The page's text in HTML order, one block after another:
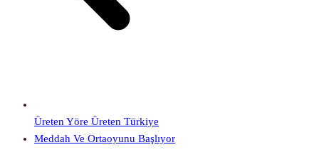
Üreten Yöre Üreten Türkiye
Meddah Ve Ortaoyunu Başlıyor